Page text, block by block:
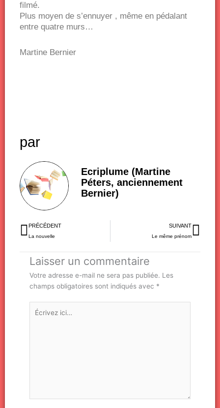
filmé.
Plus moyen de s’ennuyer , même en pédalant
entre quatre murs…
Martine Bernier
par
Ecriplume (Martine
Péters, anciennement
Bernier)
Précédent
PRÉCÉDENT
La nouvelle
SUIVANT
Le même prénom
Laisser un commentaire
Votre adresse e-mail ne sera pas publiée. Les
champs obligatoires sont indiqués avec *
Écrivez
ici…